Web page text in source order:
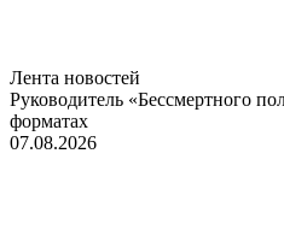
Лента новостей
Руководитель «Бессмертного
форматах
07.08.2026